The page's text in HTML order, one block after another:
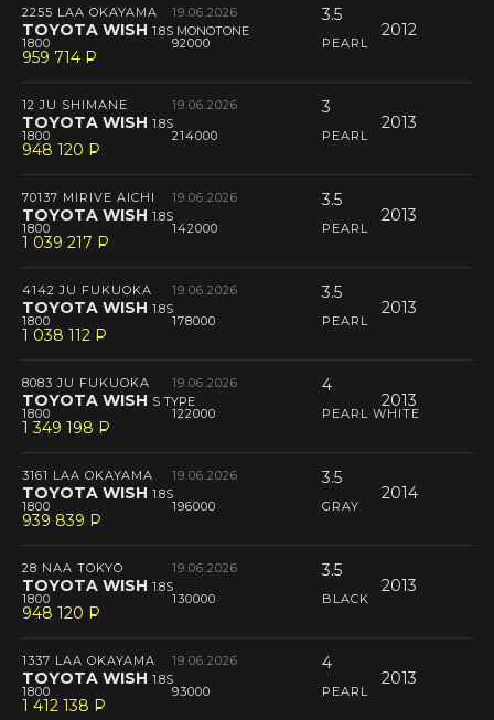
2255 LAA OKAYAMA 19.06.2026 3.5
TOYOTA WISH 1.8S MONOTONE 2012
1800 92000 PEARL
959 714 P
--
12 JU SHIMANE 19.06.2026 3
TOYOTA WISH 1.8S 2013
1800 214000 PEARL
948 120 P
--
70137 MIRIVE AICHI 19.06.2026 3.5
TOYOTA WISH 1.8S 2013
1800 142000 PEARL
1 039 217 P
--
4142 JU FUKUOKA 19.06.2026 3.5
TOYOTA WISH 1.8S 2013
1800 178000 PEARL
1 038 112 P
--
8083 JU FUKUOKA 19.06.2026 4
TOYOTA WISH S TYPE 2013
1800 122000 PEARL WHITE
1 349 198 P
--
3161 LAA OKAYAMA 19.06.2026 3.5
TOYOTA WISH 1.8S 2014
1800 196000 GRAY
939 839 P
--
28 NAA TOKYO 19.06.2026 3.5
TOYOTA WISH 1.8S 2013
1800 130000 BLACK
948 120 P
--
1337 LAA OKAYAMA 19.06.2026 4
TOYOTA WISH 1.8S 2013
1800 93000 PEARL
1 412 138 P
--